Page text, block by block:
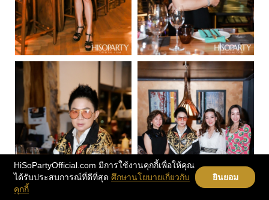
HiSoPartyOfficial.com มีการใช้งานคุกกี้เพื่อให้คุณ
ได้รับประสบการณ์ที่ดีที่สุด ศึกษานโยบายเกี่ยวกับ
คุกกี้
ยินยอม